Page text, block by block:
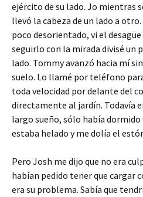
ejército de su lado. Jo mientras
llevó la cabeza de un lado a
poco desorientado, vi el
seguirlo con la mirada divisé un
lado. Tommy avanzó hacia mí
suelo. Lo llamé por teléfono
toda velocidad por delante del
directamente al jardín. Todavía
largo sueño, sólo había
estaba helado y me dolía el
Pero Josh me dijo que no era
habían pedido tener que cargar
era su problema. Sabía que